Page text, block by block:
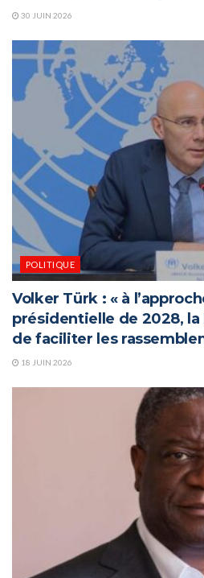
30 JUIN 2026
POLITIQUE
Volker Türk : « à
présidentielle de 2028, la
de faciliter les
18 JUIN 2026